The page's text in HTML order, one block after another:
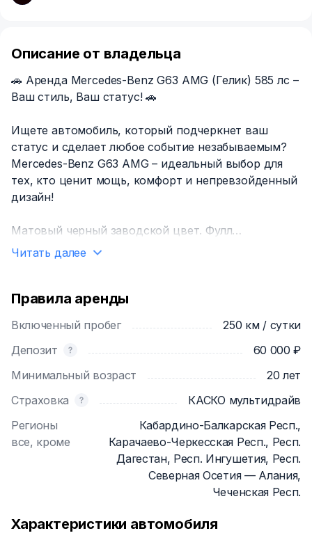
Описание от владельца
🚗 Аренда Mercedes-Benz G63 AMG (Гелик) 585 лс –
Ваш стиль, Ваш статус! 🚗
Ищете автомобиль, который подчеркнет ваш
статус и сделает любое событие незабываемым?
Mercedes-Benz G63 AMG – идеальный выбор для
тех, кто ценит мощь, комфорт и непревзойденный
дизайн!
Матовый черный заводской цвет. Фулл
комплектации с доводчиками дверей, люком,
- ✅ Mercedes-Benz G63 AMG – безупречное
состояние, ухоженный, регулярное обслуживание.
автомобилей
- ✅ Подача авто 24/7 в удобном для Вас месте.
фотосессии, деловые встречи, свидания или
просто яркие эмоции.
-✅ Полная конфиденциальность.
-✅ Надежная страховка (КАСКО+ОСАГО)
автомобиль, это стиль жизни!
Читать далее
Правила аренды
Включенный пробег
250 км / сутки
Депозит
60 000 ₽
Минимальный возраст
20 лет
Страховка
КАСКО мультидрайв
Регионы
все, кроме
Кабардино-Балкарская Респ.,
Карачаево-Черкесская Респ., Респ.
Дагестан, Респ. Ингушетия, Респ.
Северная Осетия — Алания,
Чеченская Респ.
Характеристики автомобиля